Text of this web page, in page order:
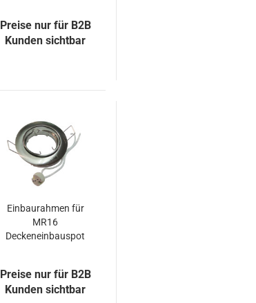
Preise nur für B2B
Kunden sichtbar
Einbaurahmen für
MR16
Deckeneinbauspot
Preise nur für B2B
Kunden sichtbar